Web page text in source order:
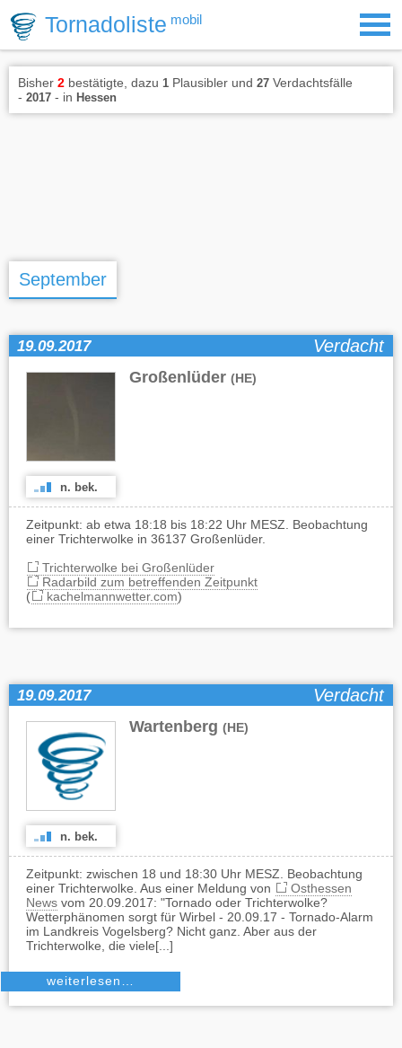
Tornadoliste mobil
Bisher 2 bestätigte, dazu 1 Plausibler und 27 Verdachtsfälle
- 2017 - in Hessen
September
19.09.2017 Verdacht
Großenlüder (HE)
n. bek.
Zeitpunkt: ab etwa 18:18 bis 18:22 Uhr MESZ. Beobachtung
einer Trichterwolke in 36137 Großenlüder.
Trichterwolke bei Großenlüder
Radarbild zum betreffenden Zeitpunkt
(
kachelmannwetter.com)
19.09.2017 Verdacht
Wartenberg (HE)
n. bek.
Zeitpunkt: zwischen 18 und 18:30 Uhr MESZ. Beobachtung
einer Trichterwolke. Aus einer Meldung von
Osthessen
News vom 20.09.2017: "Tornado oder Trichterwolke?
Wetterphänomen sorgt für Wirbel - 20.09.17 - Tornado-Alarm
im Landkreis Vogelsberg? Nicht ganz. Aber aus der
Trichterwolke, die viele[...]
weiterlesen…